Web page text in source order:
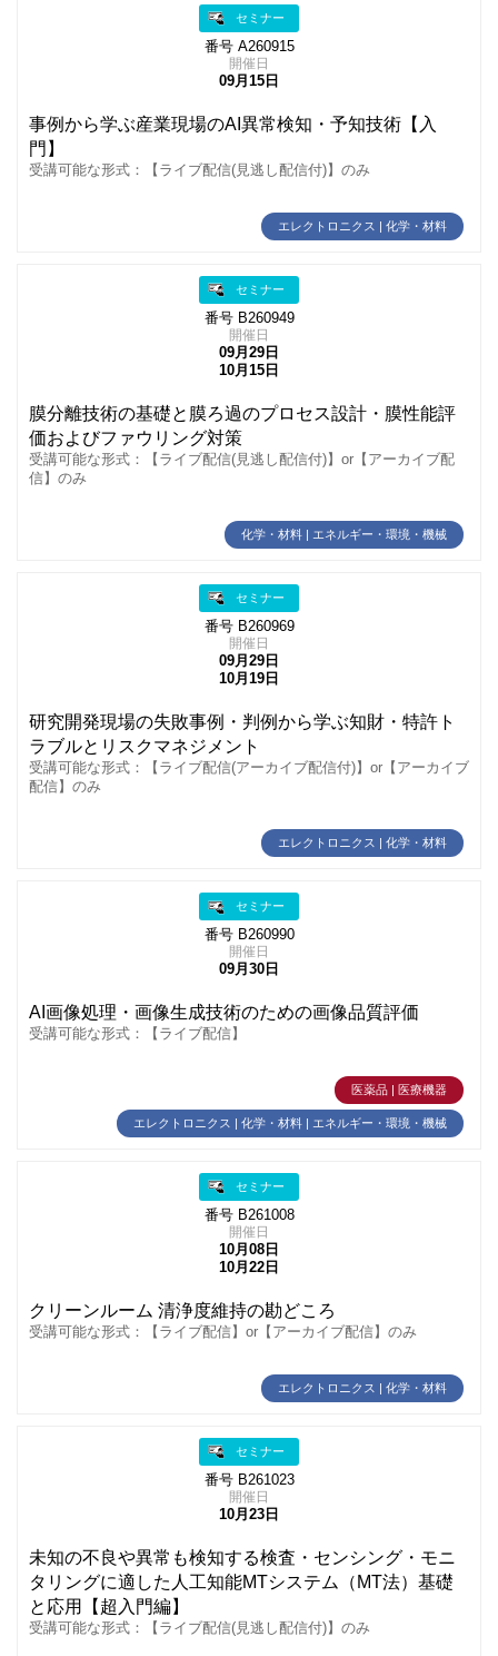
セミナー
番号 A260915
開催日
09月15日
事例から学ぶ産業現場のAI異常検知・予知技術【入
門】
受講可能な形式：【ライブ配信(見逃し配信付)】のみ
エレクトロニクス | 化学・材料
セミナー
番号 B260949
開催日
09月29日
10月15日
膜分離技術の基礎と膜ろ過のプロセス設計・膜性能評
価およびファウリング対策
受講可能な形式：【ライブ配信(見逃し配信付)】or【アーカイブ配
信】のみ
化学・材料 | エネルギー・環境・機械
セミナー
番号 B260969
開催日
09月29日
10月19日
研究開発現場の失敗事例・判例から学ぶ知財・特許ト
ラブルとリスクマネジメント
受講可能な形式：【ライブ配信(アーカイブ配信付)】or【アーカイブ
配信】のみ
エレクトロニクス | 化学・材料
セミナー
番号 B260990
開催日
09月30日
AI画像処理・画像生成技術のための画像品質評価
受講可能な形式：【ライブ配信】
医薬品 | 医療機器
エレクトロニクス | 化学・材料 | エネルギー・環境・機械
セミナー
番号 B261008
開催日
10月08日
10月22日
クリーンルーム 清浄度維持の勘どころ
受講可能な形式：【ライブ配信】or【アーカイブ配信】のみ
エレクトロニクス | 化学・材料
セミナー
番号 B261023
開催日
10月23日
未知の不良や異常も検知する検査・センシング・モニ
タリングに適した人工知能MTシステム（MT法）基礎
と応用【超入門編】
受講可能な形式：【ライブ配信(見逃し配信付)】のみ